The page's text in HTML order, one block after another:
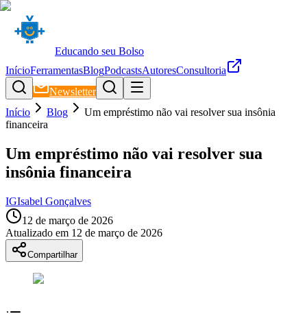
Educando seu Bolso
InícioFerramentasBlogPodcastsAutoresConsultoria
Newsletter
Início
Blog
Um empréstimo não vai resolver sua insônia
financeira
Um empréstimo não vai resolver sua
insônia financeira
IGIsabel Gonçalves
12 de março de 2026
Atualizado em 12 de março de 2026
Compartilhar